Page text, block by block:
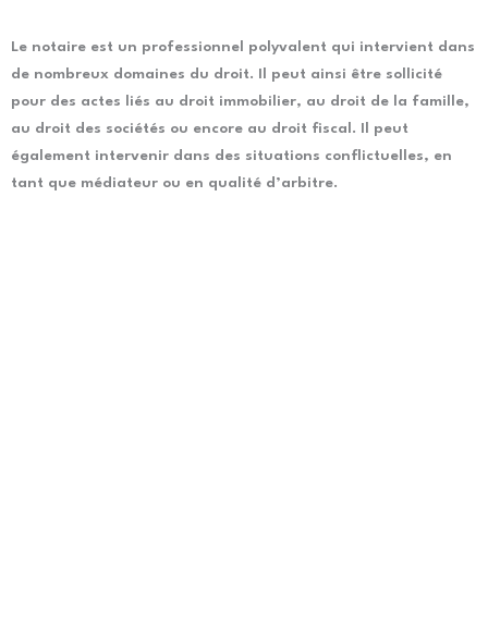
Le notaire est un professionnel polyvalent qui intervient dans
de nombreux domaines du droit. Il peut ainsi être sollicité
pour des actes liés au droit immobilier, au droit de la famille,
au droit des sociétés ou encore au droit fiscal. Il peut
également intervenir dans des situations conflictuelles, en
tant que médiateur ou en qualité d’arbitre.